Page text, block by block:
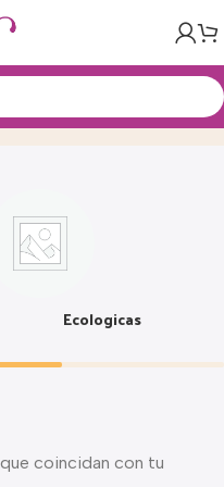
Ecologicas
coincidan con tu